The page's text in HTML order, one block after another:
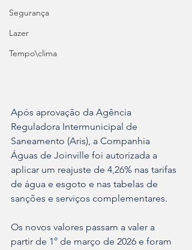
Segurança
Lazer
Tempo\clima
Após aprovação da Agência
Reguladora Intermunicipal de
Saneamento (Aris), a Companhia
Águas de Joinville foi autorizada a
aplicar um reajuste de 4,26% nas tarifas
de água e esgoto e nas tabelas de
sanções e serviços complementares.
Os novos valores passam a valer a
partir de 1° de março de 2026 e foram